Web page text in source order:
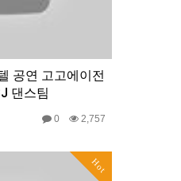
공연 고고에이전
댄스팀
0 2,757
Hot